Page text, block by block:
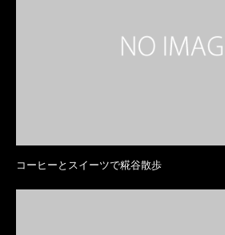
コーヒーとスイーツで糀谷散歩